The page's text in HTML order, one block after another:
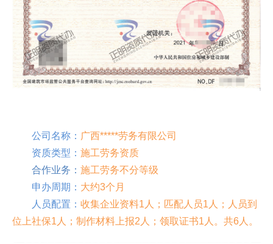
公司名称： 广西*****劳务有限公司
资质类型： 施工劳务资质
合作业务 ： 施工劳务不分等级
申办周期： 大约3个月
人员配置： 收集企业资料1人；匹配人员1人；人员到
位上社保1人；制作材料上报2人；领取证书1人。共6人。